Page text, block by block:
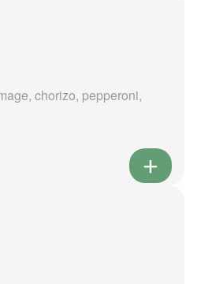
chorizo, pepperoni,